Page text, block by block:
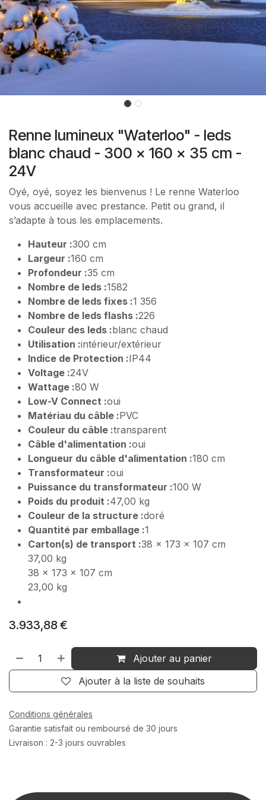
Renne lumineux "Waterloo" - leds
blanc chaud - 300 x 160 x 35 cm -
24V
Oyé, oyé, soyez les bienvenus ! Le renne Waterloo
vous accueille avec prestance. Petit ou grand, il
s’adapte à tous les emplacements.
Hauteur :300 cm
Largeur :160 cm
Profondeur :35 cm
Nombre de leds :1582
Nombre de leds fixes :1 356
Nombre de leds flashs :226
Couleur des leds :blanc chaud
Utilisation :intérieur/extérieur
Indice de Protection :IP44
Voltage :24V
Wattage :80 W
Low-V Connect :oui
Matériau du câble :PVC
Couleur du câble :transparent
Câble d'alimentation :oui
Longueur du câble d'alimentation :180 cm
Transformateur :oui
Puissance du transformateur :100 W
Poids du produit :47,00 kg
Couleur de la structure :doré
Quantité par emballage :1
Carton(s) de transport :38 x 173 x 107 cm
37,00 kg
38 x 173 x 107 cm
23,00 kg
3.933,88€
Ajouter au panier
Ajouter à la liste de souhaits
Conditions générales
Garantie satisfait ou remboursé de 30 jours
Livraison : 2-3 jours ouvrables